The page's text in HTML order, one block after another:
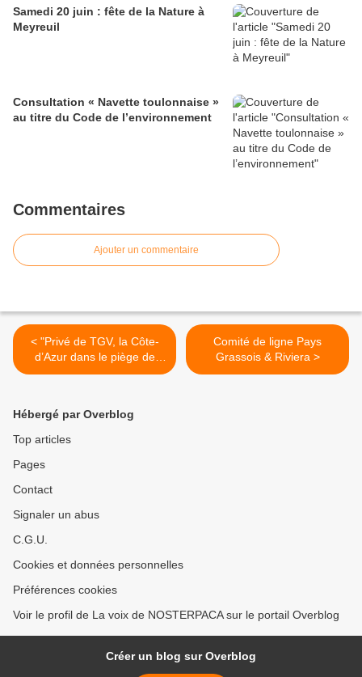
Samedi 20 juin : fête de la Nature à
Meyreuil
Consultation « Navette toulonnaise »
au titre du Code de l’environnement
Commentaires
Ajouter un commentaire
< "Privé de TGV, la Côte-
d’Azur dans le piège de
l’enclavement" selon le
Comité de ligne Pays
Grassois & Riviera >
Hébergé par Overblog
Top articles
Pages
Contact
Signaler un abus
C.G.U.
Cookies et données personnelles
Préférences cookies
Voir le profil de La voix de NOSTERPACA sur le portail Overblog
Créer un blog sur Overblog